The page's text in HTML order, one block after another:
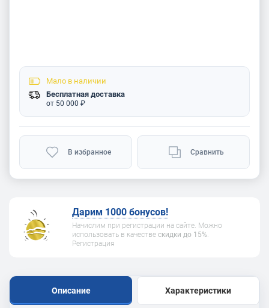
Мало в наличии
Бесплатная доставка
от 50 000 ₽
В избранное Сравнить
Дарим 1000 бонусов!
Начислим при регистрации на сайте. Можно
использовать в качестве скидки до 15%.
Регистрация
Описание Характеристики